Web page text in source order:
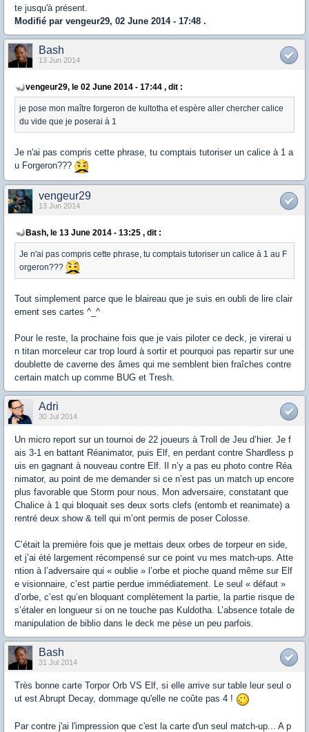
te jusqu'à présent.
Modifié par vengeur29, 02 June 2014 - 17:48 .
Bash
13 Jun 2014
vengeur29, le 02 June 2014 - 17:44 , dit :
je pose mon maître forgeron de kultotha et espère aller chercher calice
du vide que je poserai à 1
Je n'ai pas compris cette phrase, tu comptais tutoriser un calice à 1 a
u Forgeron???
vengeur29
13 Jun 2014
Bash, le 13 June 2014 - 13:25 , dit :
Je n'ai pas compris cette phrase, tu comptais tutoriser un calice à 1 au F
orgeron???
Tout simplement parce que le blaireau que je suis en oubli de lire clair
ement ses cartes ^_^
Pour le reste, la prochaine fois que je vais piloter ce deck, je virerai u
n titan morceleur car trop lourd à sortir et pourquoi pas repartir sur une
doublette de caverne des âmes qui me semblent bien fraîches contre
certain match up comme BUG et Tresh.
Adri
30 Jul 2014
Un micro report sur un tournoi de 22 joueurs à Troll de Jeu d’hier. Je f
ais 3-1 en battant Réanimator, puis Elf, en perdant contre Shardless p
uis en gagnant à nouveau contre Elf. Il n’y a pas eu photo contre Réa
nimator, au point de me demander si ce n’est pas un match up encore
plus favorable que Storm pour nous. Mon adversaire, constatant que
Chalice à 1 qui bloquait ses deux sorts clefs (entomb et reanimate) a
rentré deux show & tell qui m’ont permis de poser Colosse.
C’était la première fois que je mettais deux orbes de torpeur en side,
et j’ai été largement récompensé sur ce point vu mes match-ups. Atte
ntion à l’adversaire qui « oublie » l’orbe et pioche quand même sur Elf
e visionnaire, c’est partie perdue immédiatement. Le seul « défaut »
d’orbe, c’est qu’en bloquant complètement la partie, la partie risque de
s’étaler en longueur si on ne touche pas Kuldotha. L’absence totale de
manipulation de biblio dans le deck me pèse un peu parfois.
Bash
31 Jul 2014
Très bonne carte Torpor Orb VS Elf, si elle arrive sur table leur seul o
ut est Abrupt Decay, dommage qu'elle ne coûte pas 4 !
Par contre j'ai l'impression que c'est la carte d'un seul match-up... A p